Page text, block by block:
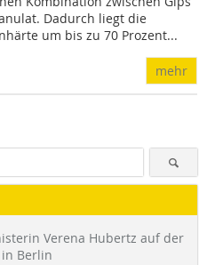
Dadurch liegt die
um bis zu 70 Prozent...
mehr
Verena Hubertz auf der
Berlin